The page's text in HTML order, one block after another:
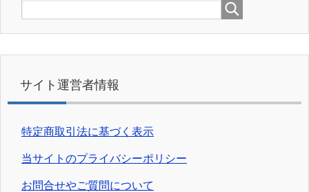
サイト運営者情報
特定商取引法に基づく表示
当サイトのプライバシーポリシー
お問合せやご質問について